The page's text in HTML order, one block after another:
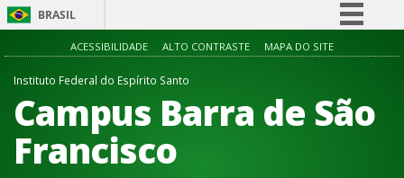
BRASIL
Simplifique!
Participe
Acesso à informação
ACESSIBILIDADE ALTO CONTRASTE MAPA DO SITE
Instituto Federal do Espírito Santo
Campus Barra de São
Francisco